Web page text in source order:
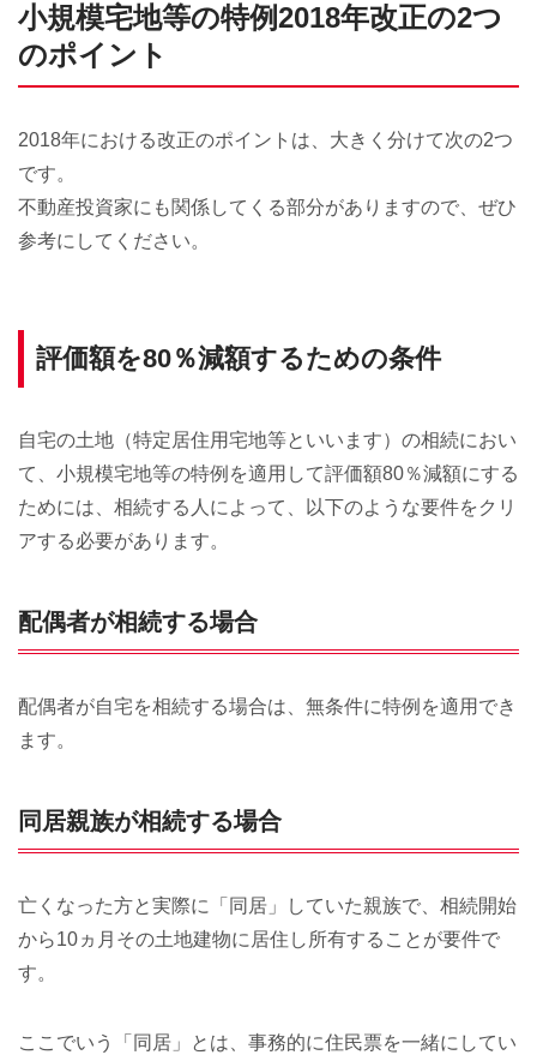
小規模宅地等の特例2018年改正の2つ
のポイント
2018年における改正のポイントは、大きく分けて次の2つ
です。
不動産投資家にも関係してくる部分がありますので、ぜひ
参考にしてください。
評価額を80％減額するための条件
自宅の土地（特定居住用宅地等といいます）の相続におい
て、小規模宅地等の特例を適用して評価額80％減額にする
ためには、相続する人によって、以下のような要件をクリ
アする必要があります。
配偶者が相続する場合
配偶者が自宅を相続する場合は、無条件に特例を適用でき
ます。
同居親族が相続する場合
亡くなった方と実際に「同居」していた親族で、相続開始
から10ヵ月その土地建物に居住し所有することが要件で
す。
ここでいう「同居」とは、事務的に住民票を一緒にしてい